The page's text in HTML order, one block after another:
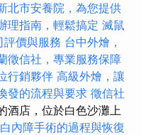
北市安養院，為您提供
理指南，輕鬆搞定 滅鼠
評價與服務 台中外燴，
徵信社，專業服務保障
行銷夥伴 高級外燴，讓
發的流程與要求 徵信社
酒店，位於白色沙灘上
內障手術的過程與恢復